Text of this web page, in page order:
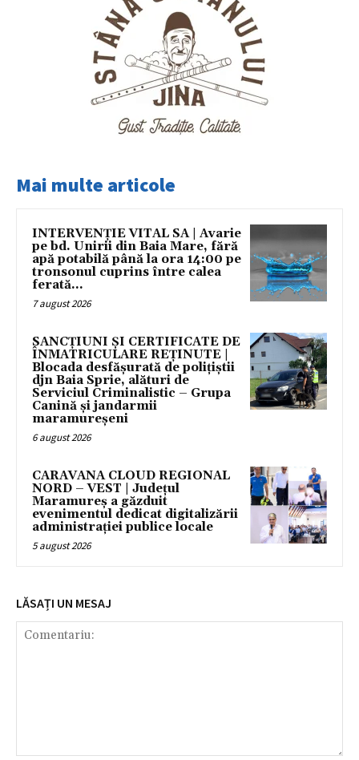
Mai multe articole
INTERVENȚIE VITAL SA | Avarie
pe bd. Unirii din Baia Mare, fără
apă potabilă până la ora 14:00 pe
tronsonul cuprins între calea
ferată...
7 august 2026
SANCȚIUNI ȘI CERTIFICATE DE
ÎNMATRICULARE REȚINUTE |
Blocada desfășurată de polițiștii
djn Baia Sprie, alături de
Serviciul Criminalistic – Grupa
Canină și jandarmii
maramureșeni
6 august 2026
CARAVANA CLOUD REGIONAL
NORD – VEST | Județul
Maramureș a găzduit
evenimentul dedicat digitalizării
administrației publice locale
5 august 2026
LĂSAȚI UN MESAJ